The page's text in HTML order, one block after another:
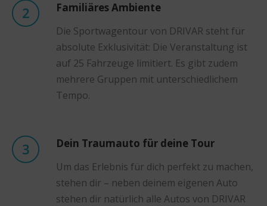
Familiäres Ambiente
Die Sportwagentour von DRIVAR steht für
absolute Exklusivität: Die Veranstaltung ist
auf 25 Fahrzeuge limitiert. Es gibt zudem
mehrere Gruppen mit unterschiedlichem
Tempo.
Dein Traumauto für deine Tour
Um das Erlebnis für dich perfekt zu machen,
stehen dir – neben deinem eigenen Auto
stehen dir natürlich alle Autos von DRIVAR